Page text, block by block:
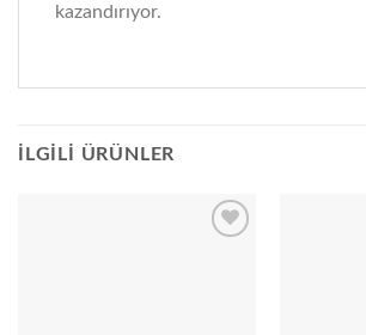
kazandırıyor.
İLGILI ÜRÜNLER